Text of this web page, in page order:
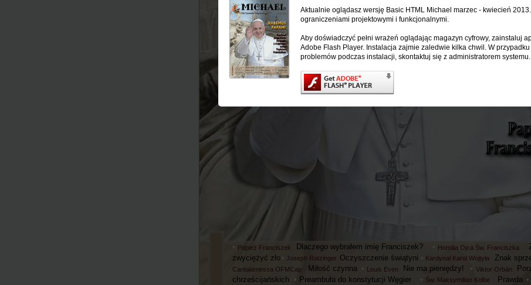
Aktualnie oglądasz wersję Basic HTML Michael marzec - kwiecień
ograniczeniami projektowymi i funkcjonalnymi.
Aby doświadczyć pełni wrażeń oglądając magazyn cyfrowy, zainstaluj
Adobe Flash Player. Instalacja zajmie zaledwie kilka chwil. W
problemów podczas instalacji, skontaktuj się z administratorem systemu.
• Papież Franciszek Dlaczego wybrałem imię Franciszek? Homilia Ojca Św. Franciszka
zwyciężyć zło • Joseph Ratzinger Oczyszczenie świątyni Kardynał Karol Wojtyła Znak
Cantalamessa OFMCap
Miłość czynna • Louis Even Nie ma pieniędzy! • Viktor Orbán
chrześcijańskich
• Preambuła do konstytucji Węgier • Św. Maksymilian Kolbe Prawda •